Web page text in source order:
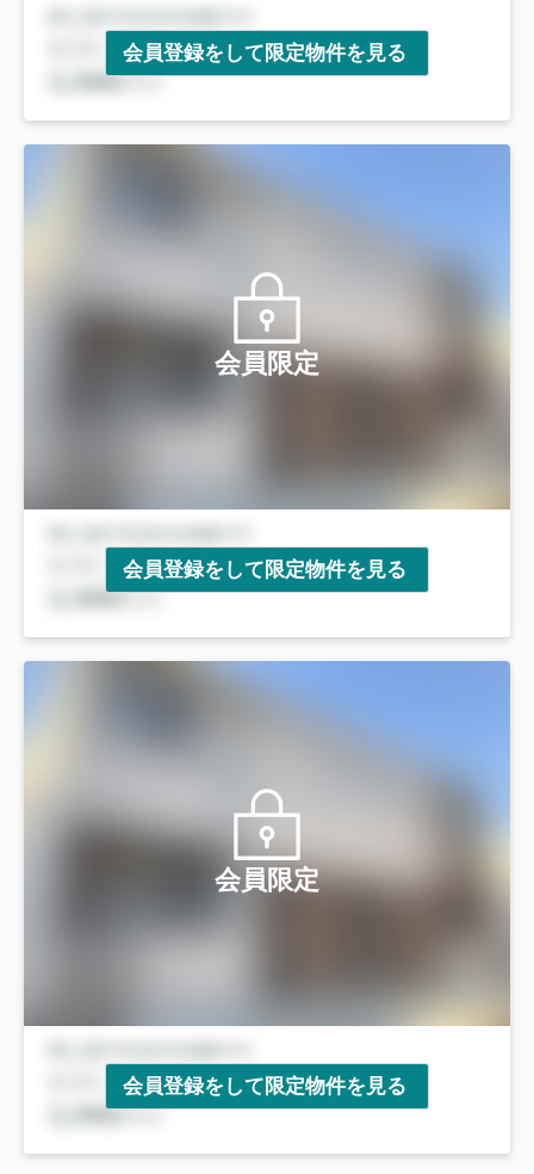
会員登録をして限定物件を見る
会員限定
会員登録をして限定物件を見る
会員限定
会員登録をして限定物件を見る